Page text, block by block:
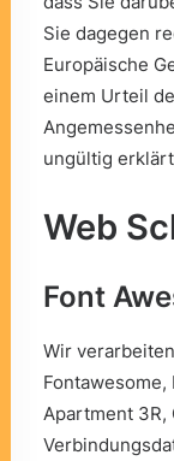
Sie dagegen
Europäische
einem Urteil
ungültig
Web
Font
Wir
Fontawesome,
Apartment 3R,